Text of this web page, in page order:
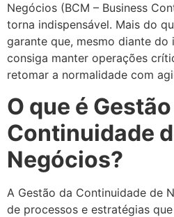
Negócios (BCM – Business
torna indispensável. Mais do
garante que, mesmo diante do
consiga manter operações
retomar a normalidade com
O que é
Continuidade
Negócios?
A Gestão da Continuidade de
de processos e estratégias